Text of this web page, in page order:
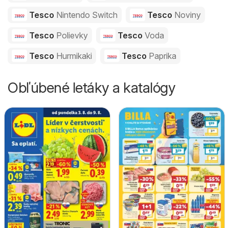
Tesco Nintendo Switch Tesco Noviny
Tesco Polievky Tesco Voda
Tesco Hurmikaki Tesco Paprika
Obľúbené letáky a katalógy